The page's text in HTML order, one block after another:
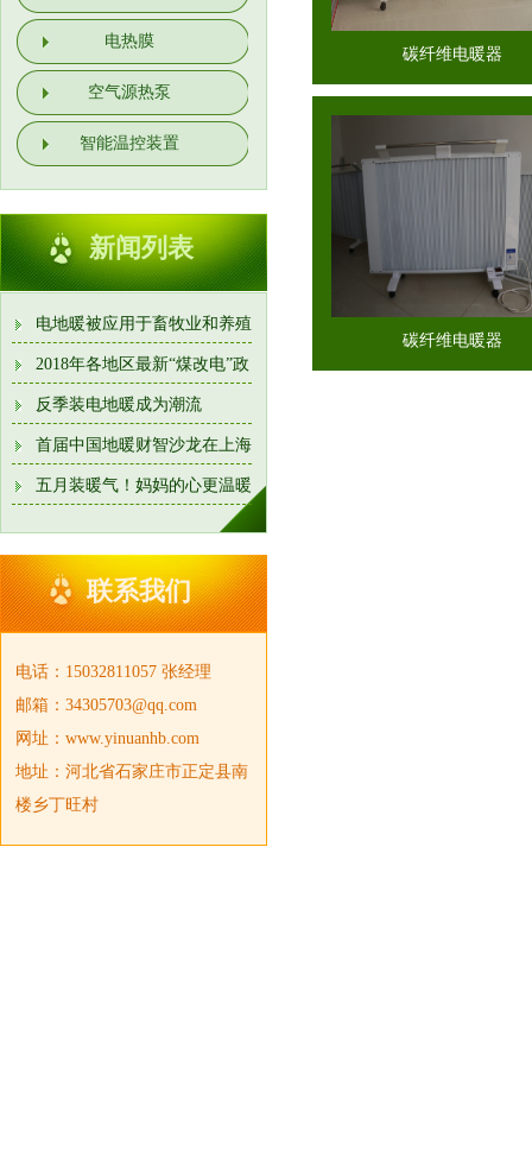
电热膜
空气源热泵
智能温控装置
碳纤维电暖器
碳纤维电暖器
新闻列表
电地暖被应用于畜牧业和养殖
业
2018年各地区最新“煤改电”政
策一览
反季装电地暖成为潮流
首届中国地暖财智沙龙在上海
召开
五月装暖气！妈妈的心更温暖
联系我们
电话：15032811057 张经理
邮箱：34305703@qq.com
网址：www.yinuanhb.com
地址：河北省石家庄市正定县南
楼乡丁旺村